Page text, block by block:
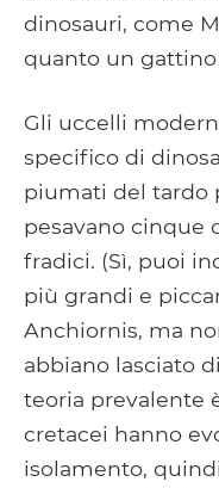
dinosauri, come
quanto un
Gli uccelli
specifico di
piumati del tardo
pesavano cinque
fradici. (Sì, puoi
più grandi e
Anchiornis, ma
abbiano lasciato
teoria prevalente
cretacei hanno
isolamento,